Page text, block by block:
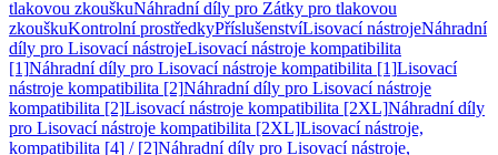
tlakovou zkouškuNáhradní díly pro Zátky pro tlakovou
zkouškuKontrolní prostředkyPříslušenstvíLisovací nástrojeNáhradní
díly pro Lisovací nástrojeLisovací nástroje kompatibilita
[1]Náhradní díly pro Lisovací nástroje kompatibilita [1]Lisovací
nástroje kompatibilita [2]Náhradní díly pro Lisovací nástroje
kompatibilita [2]Lisovací nástroje kompatibilita [2XL]Náhradní díly
pro Lisovací nástroje kompatibilita [2XL]Lisovací nástroje,
kompatibilita [4] / [2]Náhradní díly pro Lisovací nástroje,